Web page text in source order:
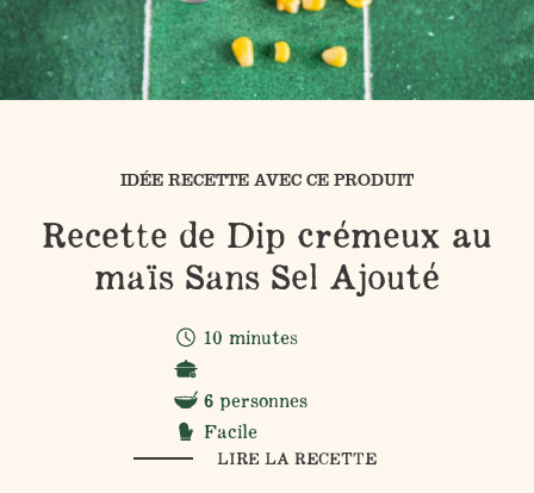
IDÉE RECETTE AVEC CE PRODUIT
Recette de Dip crémeux au
maïs Sans Sel Ajouté
10 minutes
6 personnes
Facile
LIRE LA RECETTE